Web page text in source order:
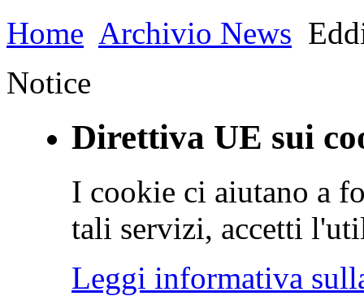
Home Archivio News
Notice
Direttiva UE sui
I cookie ci aiutano a
tali servizi, accetti
Leggi informativa